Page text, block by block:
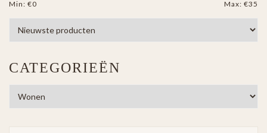
Min: €0 Max: €35
CATEGORIEËN